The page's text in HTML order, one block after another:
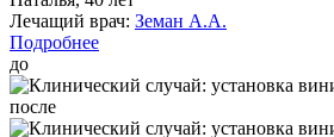
Лечащий врач: Земан А.А.
Подробнее
до
после